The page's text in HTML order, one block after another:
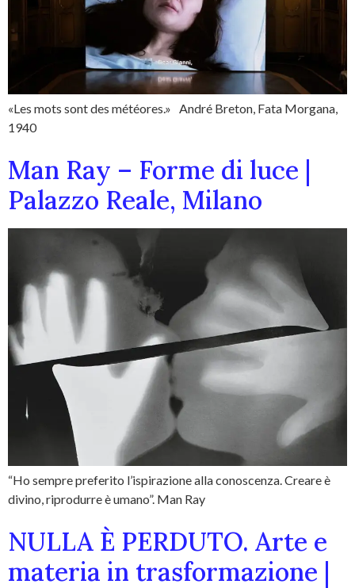
«Les mots sont des météores.» André Breton, Fata Morgana,
1940
Man Ray – Forme di luce |
Palazzo Reale, Milano
“Ho sempre preferito l’ispirazione alla conoscenza. Creare è
divino, riprodurre è umano”. Man Ray
NULLA È PERDUTO. Arte e
materia in trasformazione |